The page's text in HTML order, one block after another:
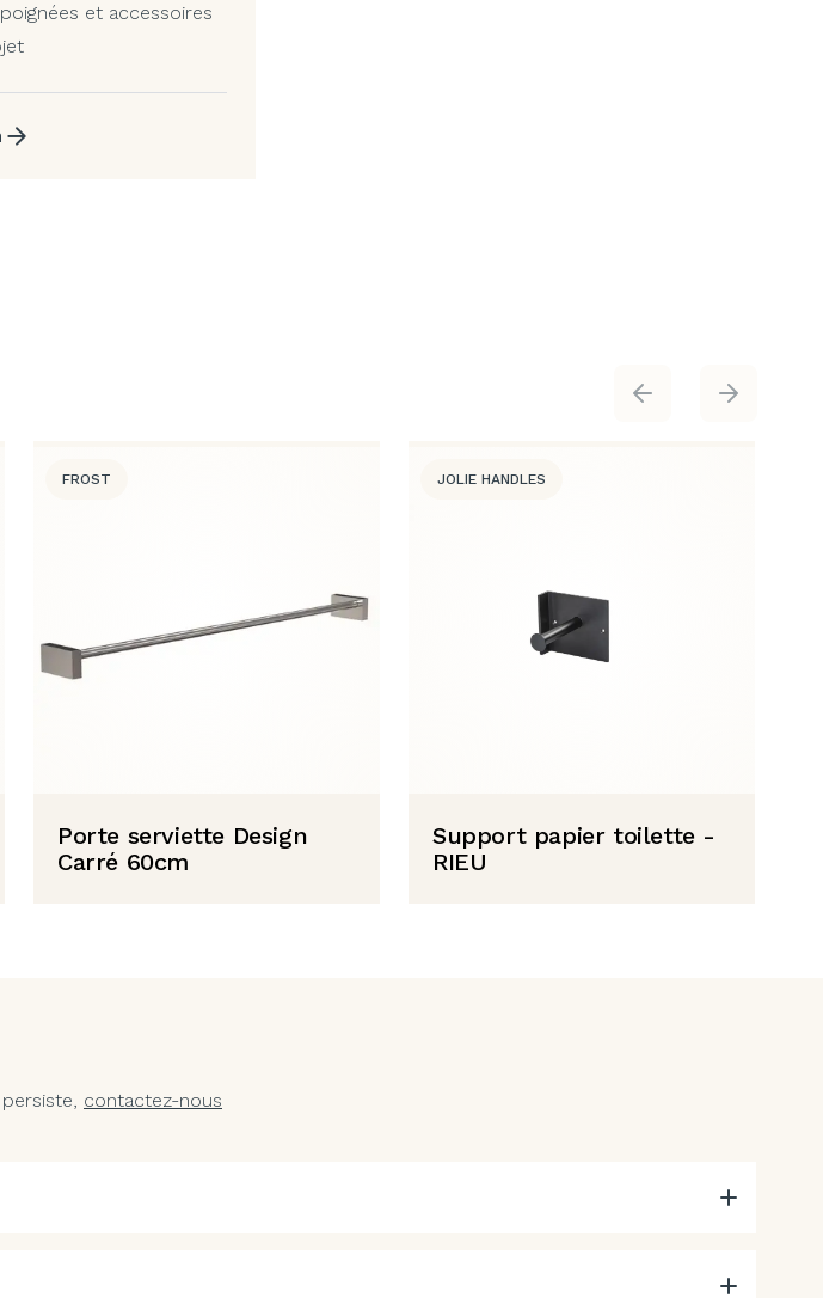
et accessoires
FROST
Porte serviette Design
Carré 60cm
JOLIE HANDLES
Support papier toilette -
RIEU
contactez-nous